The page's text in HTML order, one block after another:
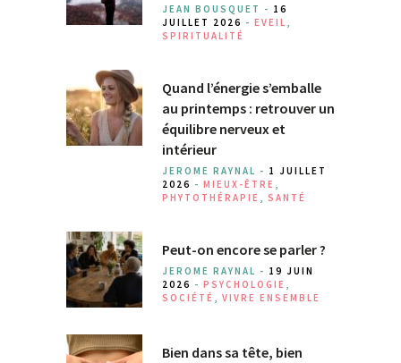
JEAN BOUSQUET - 16
JUILLET 2026 - EVEIL ,
SPIRITUALITÉ
Quand l’énergie s’emballe
au printemps : retrouver un
équilibre nerveux et
intérieur
JEROME RAYNAL - 1 JUILLET
2026 - MIEUX-ÊTRE ,
PHYTOTHÉRAPIE , SANTÉ
Peut-on encore se parler ?
JEROME RAYNAL - 19 JUIN
2026 - PSYCHOLOGIE ,
SOCIÉTÉ , VIVRE ENSEMBLE
Bien dans sa tête, bien